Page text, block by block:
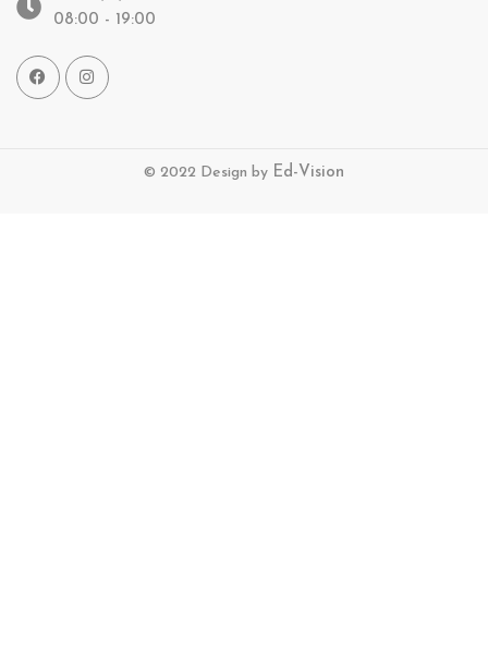
08:00 - 19:00
© 2022 Design by Ed-Vision